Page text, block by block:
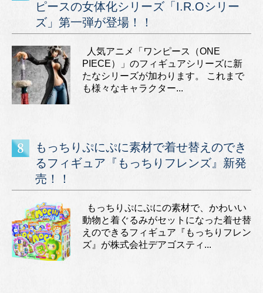
ピースの女体化シリーズ「I.R.Oシリー
ズ」第一弾が登場！！
人気アニメ「ワンピース（ONE
PIECE）」のフィギュアシリーズに新
たなシリーズが加わります。 これまで
も様々なキャラクター...
もっちりぷにぷに素材で着せ替えのでき
るフィギュア『もっちりフレンズ』新発
売！！
もっちりぷにぷにの素材で、かわいい
動物と着ぐるみがセットになった着せ替
えのできるフィギュア『もっちりフレン
ズ』が株式会社デアゴスティ...